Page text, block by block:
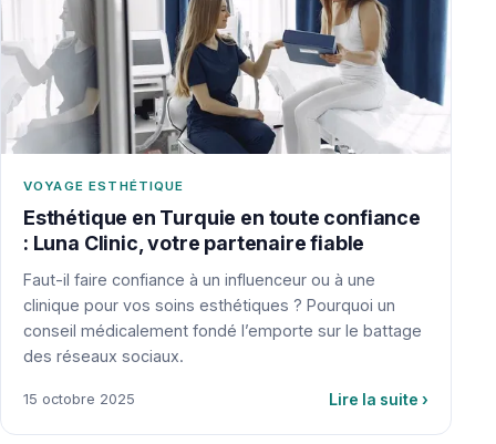
VOYAGE ESTHÉTIQUE
Esthétique en Turquie en toute confiance
: Luna Clinic, votre partenaire fiable
Faut-il faire confiance à un influenceur ou à une
clinique pour vos soins esthétiques ? Pourquoi un
conseil médicalement fondé l’emporte sur le battage
des réseaux sociaux.
15 octobre 2025 Lire la suite ›